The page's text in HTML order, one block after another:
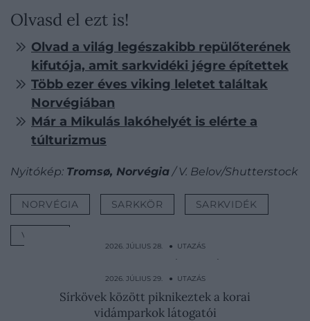
Olvasd el ezt is!
Olvad a világ legészakibb repülőterének
kifutója, amit sarkvidéki jégre építettek
Több ezer éves viking leletet találtak
Norvégiában
Már a Mikulás lakóhelyét is elérte a
túlturizmus
Nyitókép: Tromsø, Norvégia / V. Belov/Shutterstock
NORVÉGIA SARKKÖR SARKVIDÉK
VÁROS
2026. JÚLIUS 28. ● UTAZÁS
Vér, hatalmi harc és vallási botrány övezi
Isztambul…
2026. JÚLIUS 29. ● UTAZÁS
Sírkövek között piknikeztek a korai
vidámparkok látogatói